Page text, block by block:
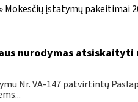
įstatymų pakeitimai
nurodymas atsiskaityti
Nr. VA-147 patvirtintų